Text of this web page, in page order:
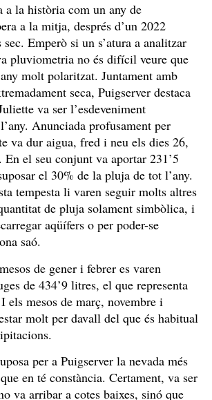
a la història com un any de
a la mitja, després d’un 2022
Emperò si un s’atura a analitzar
pluviometria no és difícil veure que
any molt polaritzat. Juntament amb
seca, Puigserver destaca
va ser l’esdeveniment
Anunciada profusament per
va dur aigua, fred i neu els dies 26,
el seu conjunt va aportar 231’5
el 30% de la pluja de tot l’any.
tempesta li varen seguir molts altres
de pluja solament simbòlica, i
aqüífers o per poder-se
saó.
de gener i febrer es varen
de 434’9 litres, el que representa
els mesos de març, novembre i
molt per davall del que és habitual
per a Puigserver la nevada més
en té constància. Certament, va ser
va arribar a cotes baixes, sinó que